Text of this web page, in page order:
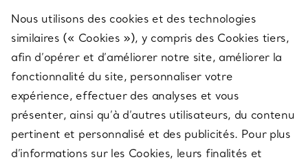
SERVICES
À PROPOS
QUESTIONS LÉGALES
Nous utilisons des cookies et des technologies
similaires (« Cookies »), y compris des Cookies tiers,
afin d’opérer et d’améliorer notre site, améliorer la
fonctionnalité du site, personnaliser votre
expérience, effectuer des analyses et vous
présenter, ainsi qu’à d’autres utilisateurs, du contenu
pertinent et personnalisé et des publicités. Pour plus
d’informations sur les Cookies, leurs finalités et